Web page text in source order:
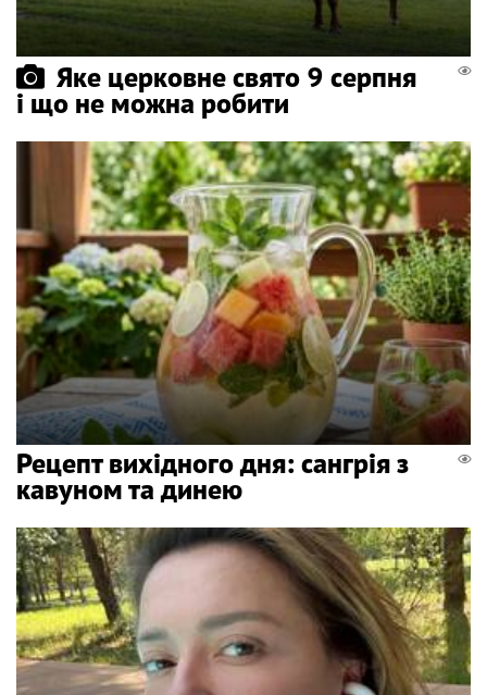
Яке церковне свято 9 серпня
і що не можна робити
Рецепт вихідного дня: сангрія з
кавуном та динею